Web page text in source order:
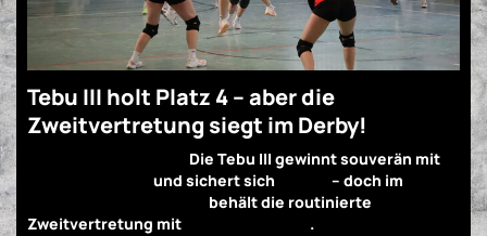
Tebu III holt Platz 4 – aber die
Zweitvertretung siegt im Derby!
Die Tebu III gewinnt souverän mit
und sichert sich
– doch im
behält die routinierte
Zweitvertretung mit
.